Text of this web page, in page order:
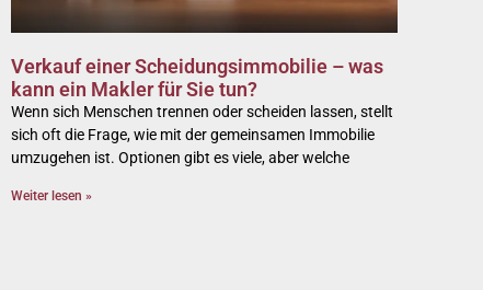
Verkauf einer Scheidungsimmobilie – was
kann ein Makler für Sie tun?
Wenn sich Menschen trennen oder scheiden lassen, stellt
sich oft die Frage, wie mit der gemeinsamen Immobilie
umzugehen ist. Optionen gibt es viele, aber welche
Weiter lesen »